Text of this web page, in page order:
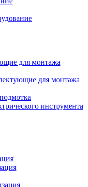
для монтажа
для монтажа
инструмента